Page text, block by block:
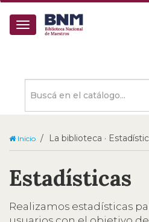
Buscá
catálogo
Inicio La biblioteca ·
Estadísticas
Realizamos estadísticas